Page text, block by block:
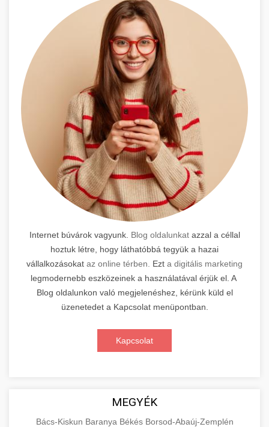
Internet búvárok vagyunk. Blog oldalunkatazzal a céllal
hoztuk létre, hogy láthatóbbá tegyük a hazai
vállalkozásokat az online térben. Ezt a digitális marketing
legmodernebb eszközeinek a használatával érjük el. A
Blog oldalunkon való megjelenéshez, kérünk küld el
üzenetedet a Kapcsolat menüpontban.
Kapcsolat
MEGYÉK
Bács-Kiskun Baranya Békés Borsod-Abaúj-Zemplén